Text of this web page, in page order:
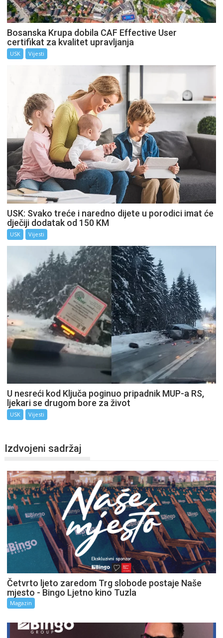
Bosanska Krupa dobila CAF Effective User
certifikat za kvalitet upravljanja
USK Vijesti
USK: Svako treće i naredno dijete u porodici imat će
dječiji dodatak od 150 KM
USK Vijesti
U nesreći kod Ključa poginuo pripadnik MUP-a RS,
ljekari se drugom bore za život
USK Vijesti
Izdvojeni sadržaj
Četvrto ljeto zaredom Trg slobode postaje Naše
mjesto - Bingo Ljetno kino Tuzla
Magazin